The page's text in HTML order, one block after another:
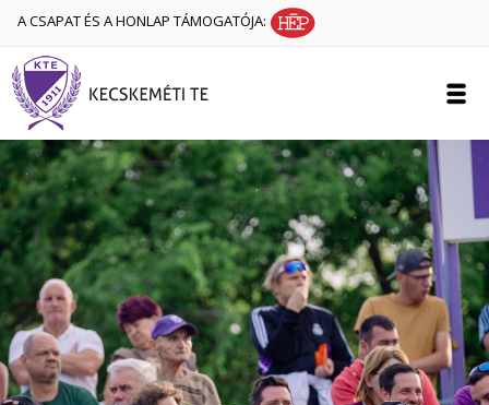
A CSAPAT ÉS A HONLAP TÁMOGATÓJA: